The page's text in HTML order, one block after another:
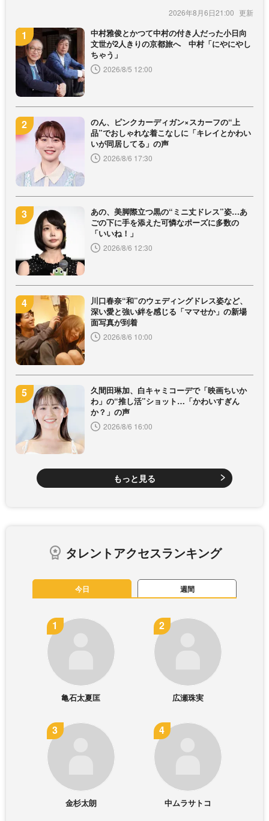
2026年8月6日21:00
中村雅俊とかつて中村の付き人だった小日向
文世が2人きりの京都旅へ 中村「にやにやし
ちゃう」
2026/8/5 12:00
のん、ピンクカーディガン×スカーフの“上
品”でおしゃれな着こなしに「キレイとかわい
いが同居してる」の声
2026/8/6 17:30
あの、美脚際立つ黒の“ミニ丈ドレス”姿…あ
ごの下に手を添えた可憐なポーズに多数の
「いいね！」
2026/8/6 12:30
川口春奈“和”のウェディングドレス姿など、
深い愛と強い絆を感じる「ママせか」の新場
面写真が到着
2026/8/6 10:00
久間田琳加、白キャミコーデで「映画ちいか
わ」の“推し活”ショット…「かわいすぎん
か？」の声
2026/8/6 16:00
もっと見る
タレントアクセスランキング
今日 週間
亀石太夏匡 広瀬珠実
金杉太朗 中ムラサトコ